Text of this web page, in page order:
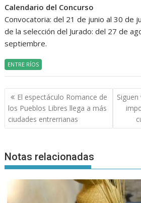
Calendario del Concurso
Convocatoria: del 21 de junio al 30 de
de la selección del Jurado: del 27 de
septiembre.
ENTRE RÍOS
Navegación
de
entradas
El espectáculo Romance de
los Pueblos Libres llega a más
ciudades entrerrianas
Notas relacionadas